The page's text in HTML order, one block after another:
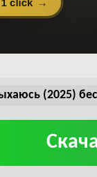
(2025)